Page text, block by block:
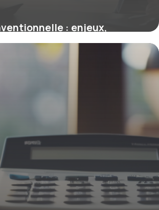
: enjeux,
avantages clés